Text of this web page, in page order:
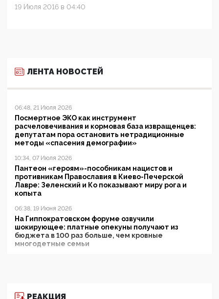
19 Июля 2016 в 04:40
ЛЕНТА НОВОСТЕЙ
06:48, 21 Июля 2026
Посмертное ЭКО как инструмент
расчеловечивания и кормовая база извращенцев:
депутатам пора остановить нетрадиционные
методы «спасения демографии»
10:34, 07 Июля 2026
Пантеон «героям»-пособникам нацистов и
противникам Православия в Киево-Печерской
Лавре: Зеленский и Ко показывают миру рога и
копыта
06:38, 19 Июня 2026
На Гиппократовском форуме озвучили
шокирующее: платные опекуны получают из
бюджета в 100 раз больше, чем кровные
многодетные семьи
РЕАКЦИЯ